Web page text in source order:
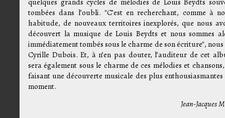
tombées dans l’oubli. "C’est en recherchant, comme à
habitude, de nouveaux territoires inexplorés, que nous
découvert la musique de Louis Beydts et nous sommes
immédiatement tombés sous le charme de son écriture",
Cyrille Dubois. Et, à n’en pas douter, l’auditeur de cet
sera également sous le charme de ces mélodies et
faisant une découverte musicale des plus
moment.
Jean-Jacques